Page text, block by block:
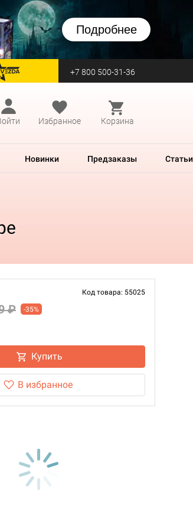
Подробнее
перейти на Zvezda +7 800 500-31-36
Избранное Корзина
Новинки Предзаказы Статьи
Код товара: 55025
₽ -35%
Купить
В избранное